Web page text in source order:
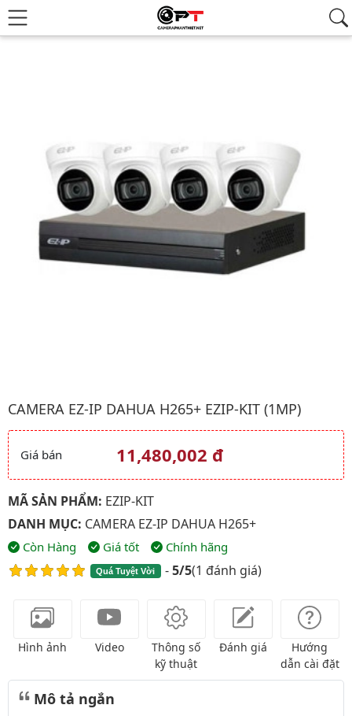
CAMERA EZ-IP DAHUA H265+ EZIP-KIT (1MP)
Giá và khuyến mãi
Giá bán 11,480,002 đ
MÃ SẢN PHẨM: EZIP-KIT
DANH MỤC: CAMERA EZ-IP DAHUA H265+
Còn Hàng Giá tốt Chính hãng
Quá Tuyệt Vời -5/5(1 đánh giá)
Hình ảnh Video
Thông số
kỹ thuật
Đánh giá
Hướng
dẫn cài đặt
Mô tả ngắn